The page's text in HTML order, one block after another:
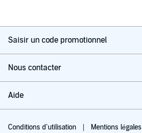
Saisir un code promotionnel
Nous contacter
Aide
Conditions d'utilisation Mentions légales